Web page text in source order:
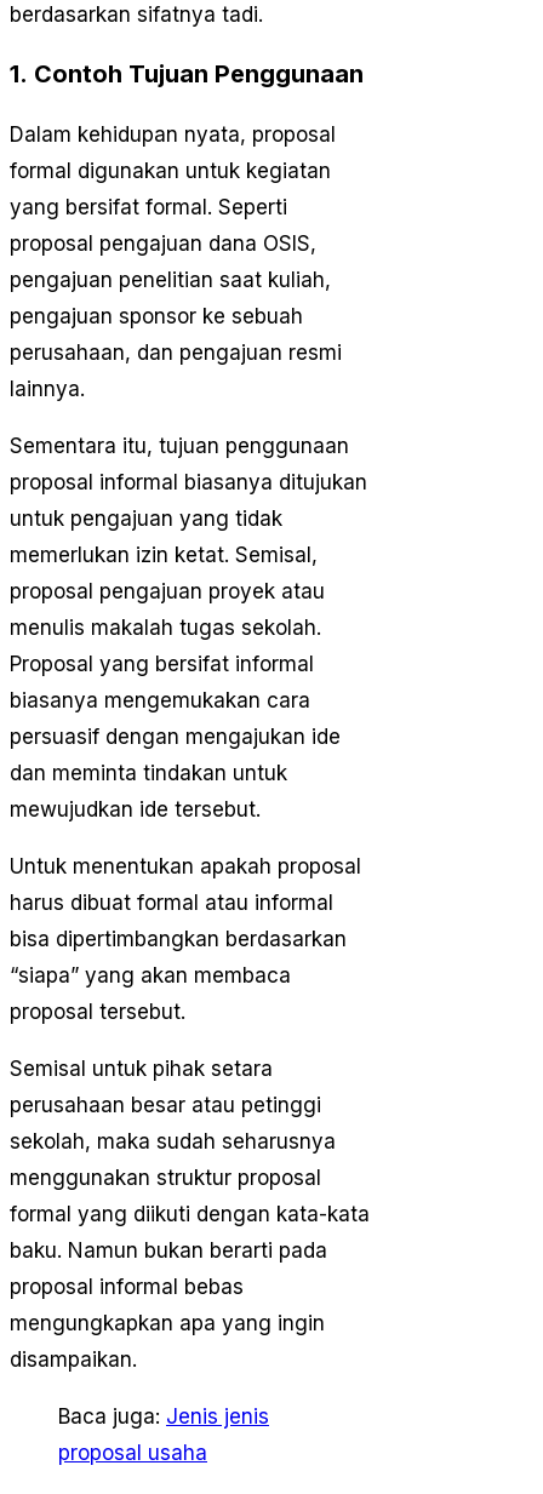
berdasarkan sifatnya tadi.
1. Contoh Tujuan Penggunaan
Dalam kehidupan nyata, proposal
formal digunakan untuk kegiatan
yang bersifat formal. Seperti
proposal pengajuan dana OSIS,
pengajuan penelitian saat kuliah,
pengajuan sponsor ke sebuah
perusahaan, dan pengajuan resmi
lainnya.
Sementara itu, tujuan penggunaan
proposal informal biasanya ditujukan
untuk pengajuan yang tidak
memerlukan izin ketat. Semisal,
proposal pengajuan proyek atau
menulis makalah tugas sekolah.
Proposal yang bersifat informal
biasanya mengemukakan cara
persuasif dengan mengajukan ide
dan meminta tindakan untuk
mewujudkan ide tersebut.
Untuk menentukan apakah proposal
harus dibuat formal atau informal
bisa dipertimbangkan berdasarkan
“siapa” yang akan membaca
proposal tersebut.
Semisal untuk pihak setara
perusahaan besar atau petinggi
sekolah, maka sudah seharusnya
menggunakan struktur proposal
formal yang diikuti dengan kata-kata
baku. Namun bukan berarti pada
proposal informal bebas
mengungkapkan apa yang ingin
disampaikan.
Baca juga: Jenis jenis
proposal usaha